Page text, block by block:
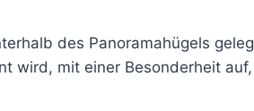
des Panoramahügels
wird, mit einer Besonderheit